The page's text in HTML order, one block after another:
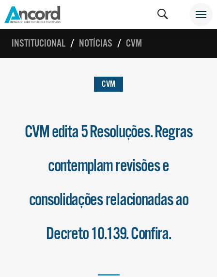
INSTITUCIONAL NOTÍCIAS CVM
CVM
CVM edita 5 Resoluções. Regras
contemplam revisões e
consolidações relacionadas ao
Decreto 10.139. Confira.